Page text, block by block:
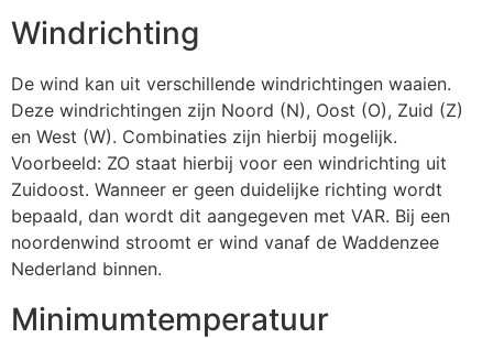
Windrichting
De wind kan uit verschillende windrichtingen waaien.
Deze windrichtingen zijn Noord (N), Oost (O), Zuid (Z)
en West (W). Combinaties zijn hierbij mogelijk.
Voorbeeld: ZO staat hierbij voor een windrichting uit
Zuidoost. Wanneer er geen duidelijke richting wordt
bepaald, dan wordt dit aangegeven met VAR. Bij een
noordenwind stroomt er wind vanaf de Waddenzee
Nederland binnen.
Minimumtemperatuur